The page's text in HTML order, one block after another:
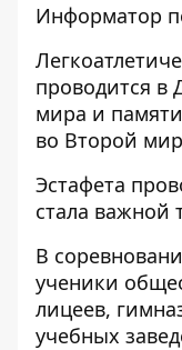
Информатор
проводится в
мира и
во Второй
Эстафета
стала важной
В
ученики
лицеев,
учебных